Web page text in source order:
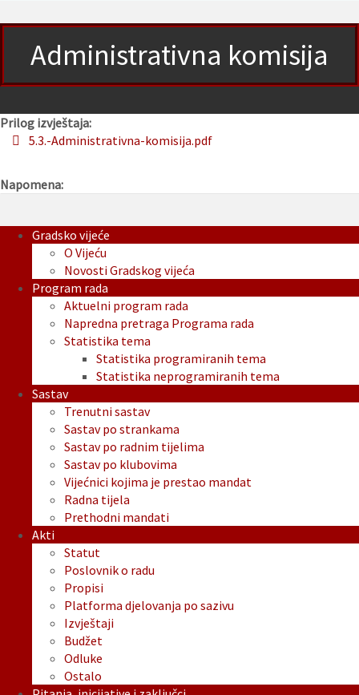
Administrativna komisija
Prilog izvještaja:
5.3.-Administrativna-komisija.pdf
Napomena:
Gradsko vijeće
O Vijeću
Novosti Gradskog vijeća
Program rada
Aktuelni program rada
Napredna pretraga Programa rada
Statistika tema
Statistika programiranih tema
Statistika neprogramiranih tema
Sastav
Trenutni sastav
Sastav po strankama
Sastav po radnim tijelima
Sastav po klubovima
Vijećnici kojima je prestao mandat
Radna tijela
Prethodni mandati
Akti
Statut
Poslovnik o radu
Propisi
Platforma djelovanja po sazivu
Izvještaji
Budžet
Odluke
Ostalo